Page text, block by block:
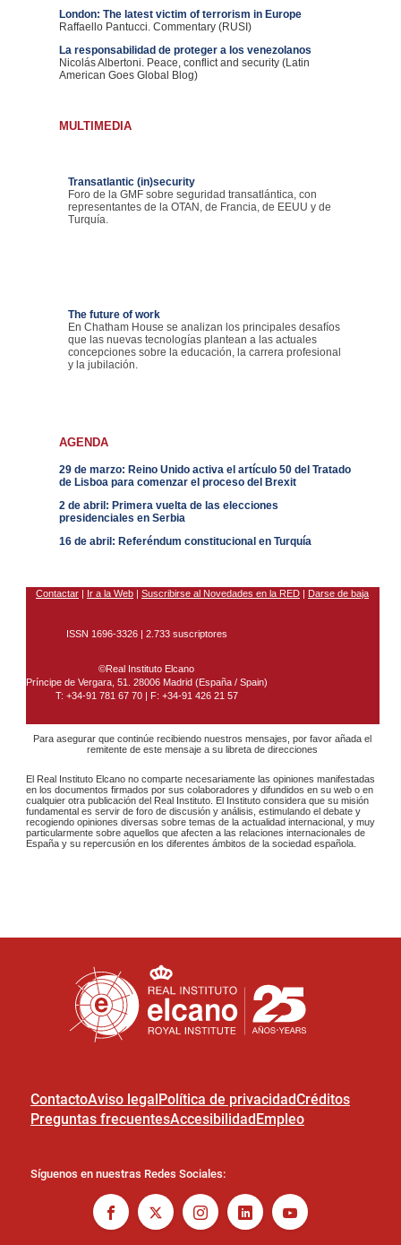
ContactoAviso legalPolítica de privacidadCréditos
Preguntas frecuentesAccesibilidadEmpleo
Síguenos en nuestras Redes Sociales: